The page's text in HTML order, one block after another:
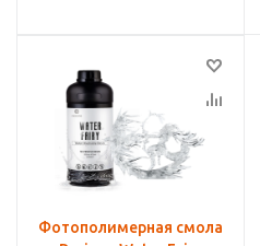
Фотополимерная смола